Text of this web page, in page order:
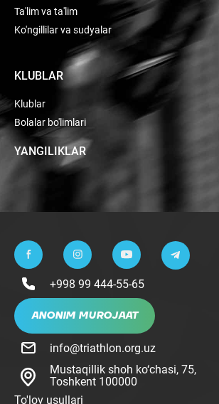
Ta'lim va ta'lim
Ko'ngillilar va sudyalar
KLUBLAR
Klublar
Bolalar bo'limlari
YANGILIKLAR
+998 99 444-55-65
ANONIM MUROJAAT
info@triathlon.org.uz
Mustaqillik shoh ko‘chasi, 75,
Toshkent 100000
To'lov usullari